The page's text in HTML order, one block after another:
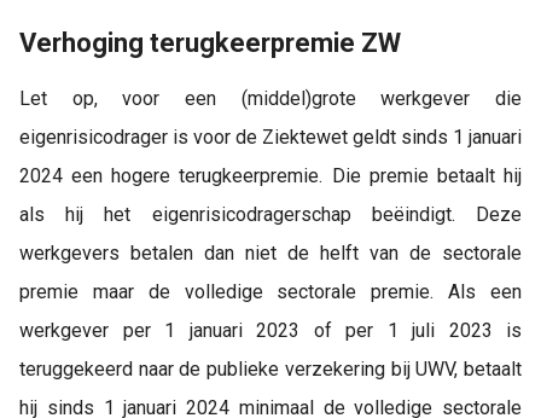
Verhoging terugkeerpremie ZW
Let op, voor een (middel)grote werkgever die
eigenrisicodrager is voor de Ziektewet geldt sinds 1 januari
2024 een hogere terugkeerpremie. Die premie betaalt hij
als hij het eigenrisicodragerschap beëindigt. Deze
werkgevers betalen dan niet de helft van de sectorale
premie maar de volledige sectorale premie. Als een
werkgever per 1 januari 2023 of per 1 juli 2023 is
teruggekeerd naar de publieke verzekering bij UWV, betaalt
hij sinds 1 januari 2024 minimaal de volledige sectorale